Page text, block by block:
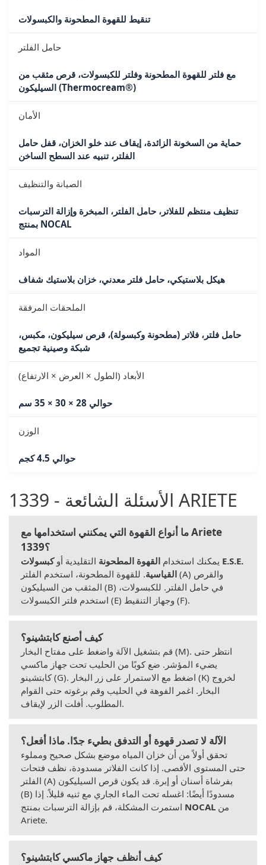
تنقيط للقهوة المطحونة والكبسولات
حامل الفلتر
مع فلتر للقهوة المطحونة وفلتر للكبسولات، قرص مثقب من
السيليكون (Thermocream®)
الأمان
حماية من السخونة الزائدة، إيقاف عند خلو الخزان، قفل حامل
الفلتر، تنبيه عند السطح الساخن
الصيانة والتنظيف
تنظيف منتظم للفلاتر، حامل الفلتر، المبخرة وإزالة الترسبات
بمنتج NOCAL
المواد
هيكل بلاستيكي، حامل فلتر معدني، خزان بلاستيك شفاف
الملحقات المرفقة
حامل فلتر، فلاتر (مطحونة وكبسولة)، قرص سيليكون، مكبس،
شبكة وصينية تجميع
الأبعاد (الطول × العرض × الارتفاع)
حوالي 28 × 30 × 35 سم
الوزن
حوالي 4.5 كجم
الأسئلة الشائعة - 1339 ARIETE
ما أنواع القهوة التي يمكنني استخدامها مع Ariete
1339؟
يمكنك استخدام القهوة المطحونة التقليدية أوكبسولات E.S.E.
القياسية. للقهوة المطحونة، استخدم الفلتر (A) والقرص
المثقب من السيليكون (B) في حامل الفلتر. للكبسولات،
استخدم فلتر الكبسولات (E) وجهاز التنقيط (F).
كيف أصنع كابتشينو؟
قم بتشغيل الآلة واضغط على مفتاح البخار (M). انتظر حتى
يضيء المؤشر. ضع كوبًا من الحليب تحت جهاز ماكسي
كابتشينو (G). اضغط مع الاستمرار على زر البخار (K) لخروج
البخار. اغمر الفوهة في الحليب وقم برغوته حتى القوام
المطلوب. أفلت الزر لإيقاف.
الآلة لا تصدر قهوة أو التدفق بطيء جدًا. ماذا أفعل؟
تحقق أولاً من أن خزان المياه موضع بشكل صحيح ومملوء
حتى المستوى الأقصى. إذا كانت الفلاتر مسدودة، نظف فتحات
الفلتر (A) بفرشاة أسنان أو إبرة. قد يكون قرص السيليكون
(B) مسدودًا أيضًا: اغسله تحت الماء الجاري مع ثنيه قليلاً. إذا
NOCAL
Ariete.
كيف أنظف جهاز ماكسي كابتشينو؟